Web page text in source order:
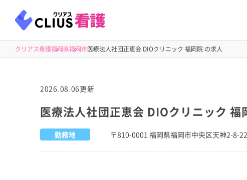
クリアス看護福岡県福岡市医療法人社団正恵会 DIOクリニック 福岡院 の求人
2026.08.06更新
医療法人社団正恵会 DIOクリニック 福
勤務地 〒810-0001 福岡県福岡市中央区天神2-8-